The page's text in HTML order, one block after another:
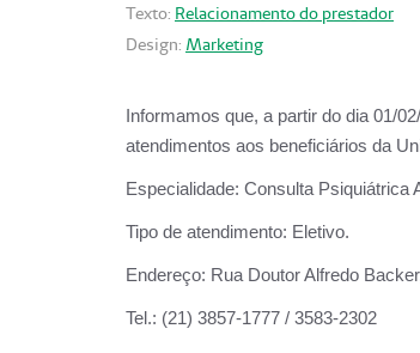
Texto: Relacionamento do prestador
Design: Marketing
Informamos que, a partir do dia 01/
atendimentos aos beneficiários da
Especialidade: Consulta Psiquiátrica
Tipo de atendimento: Eletivo.
Endereço: Rua Doutor Alfredo
Tel.: (21) 3857-1777 / 3583-2302